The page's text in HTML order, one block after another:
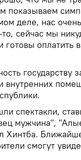
показываем
деле, нас
сейчас мы
готовы
государству
внутренних
спектакли,
мужчина",
Хинтба.
смогут